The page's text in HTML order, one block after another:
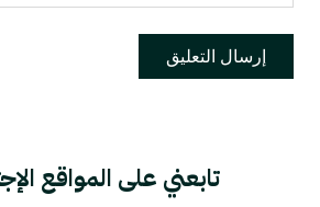
تابعني على المواقع الإجتماعية: